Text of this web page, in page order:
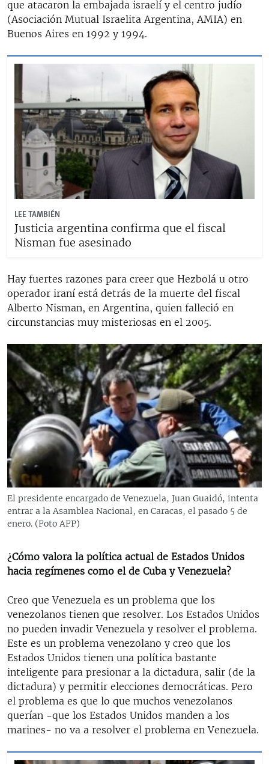
que atacaron la embajada israelí y el centro judío
(Asociación Mutual Israelita Argentina, AMIA) en
Buenos Aires en 1992 y 1994.
LEE TAMBIÉN
Justicia argentina confirma que el fiscal
Nisman fue asesinado
Hay fuertes razones para creer que Hezbolá u otro
operador iraní está detrás de la muerte del fiscal
Alberto Nisman, en Argentina, quien falleció en
circunstancias muy misteriosas en el 2005.
El presidente encargado de Venezuela, Juan Guaidó, intenta
entrar a la Asamblea Nacional, en Caracas, el pasado 5 de
enero. (Foto AFP)
¿Cómo valora la política actual de Estados Unidos
hacia regímenes como el de Cuba y Venezuela?
Creo que Venezuela es un problema que los
venezolanos tienen que resolver. Los Estados Unidos
no pueden invadir Venezuela y resolver el problema.
Este es un problema venezolano y creo que los
Estados Unidos tienen una política bastante
inteligente para presionar a la dictadura, salir (de la
dictadura) y permitir elecciones democráticas. Pero
el problema es que lo que muchos venezolanos
querían -que los Estados Unidos manden a los
marines- no va a resolver el problema en Venezuela.